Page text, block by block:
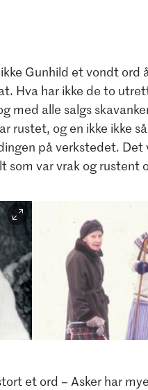
Gunhild et vondt
Hva har ikke de to
med alle salgs
rustet, og en ikke ikke
på verkstedet.
som var vrak og
et ord – Asker har